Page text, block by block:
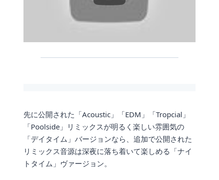
先に公開された「Acoustic」「EDM」「Tropcial」
「Poolside」リミックスが明るく楽しい雰囲気の
「デイタイム」バージョンなら、追加で公開された
リミックス音源は深夜に落ち着いて楽しめる「ナイ
トタイム」ヴァージョン。